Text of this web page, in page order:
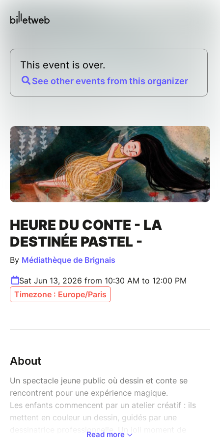
This event is over.
See other events from this organizer
HEURE DU CONTE - LA
DESTINÉE PASTEL -
By Médiathèque de Brignais
Sat Jun 13, 2026 from 10:30 AM to 12:00 PM
Timezone : Europe/Paris
About
Un spectacle jeune public où dessin et conte se
rencontrent pour une expérience magique.
Les enfants commencent par un atelier créatif : ils
mettent en couleur un dessin, guidés par une
dessinatrice professionnelle. Un joli moment de
Read more